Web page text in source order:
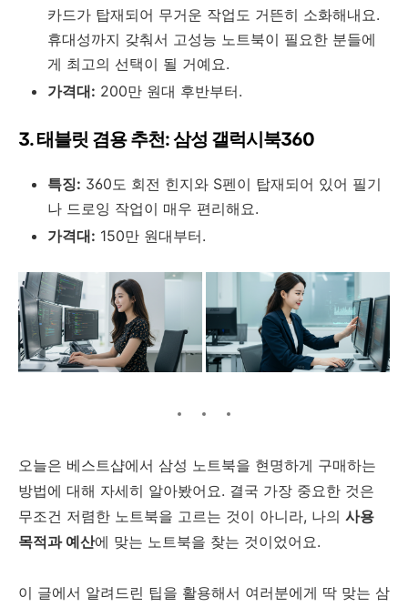
카드가 탑재되어 무거운 작업도 거뜬히 소화해내요.
휴대성까지 갖춰서 고성능 노트북이 필요한 분들에
게 최고의 선택이 될 거예요.
가격대: 200만 원대 후반부터.
3. 태블릿 겸용 추천: 삼성 갤럭시북360
특징: 360도 회전 힌지와 S펜이 탑재되어 있어 필기
나 드로잉 작업이 매우 편리해요.
가격대: 150만 원대부터.
오늘은 베스트샵에서 삼성 노트북을 현명하게 구매하는
방법에 대해 자세히 알아봤어요. 결국 가장 중요한 것은
무조건 저렴한 노트북을 고르는 것이 아니라, 나의 사용
목적과 예산에 맞는 노트북을 찾는 것이었어요.
이 글에서 알려드린 팁을 활용해서 여러분에게 딱 맞는 삼